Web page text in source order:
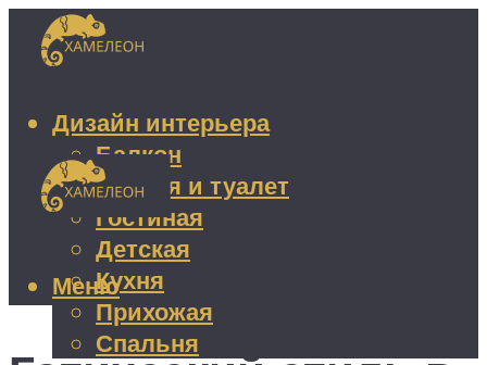
Дизайн интерьера
Балкон
Ванная и туалет
Гостиная
Детская
Кухня
Прихожая
Спальня
Меню